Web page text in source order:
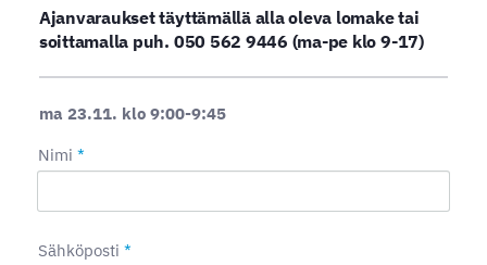
Ajanvaraukset täyttämällä alla oleva lomake tai
soittamalla puh. 050 562 9446 (ma-pe klo 9-17)
ma 23.11. klo 9:00-9:45
Nimi *
Sähköposti *